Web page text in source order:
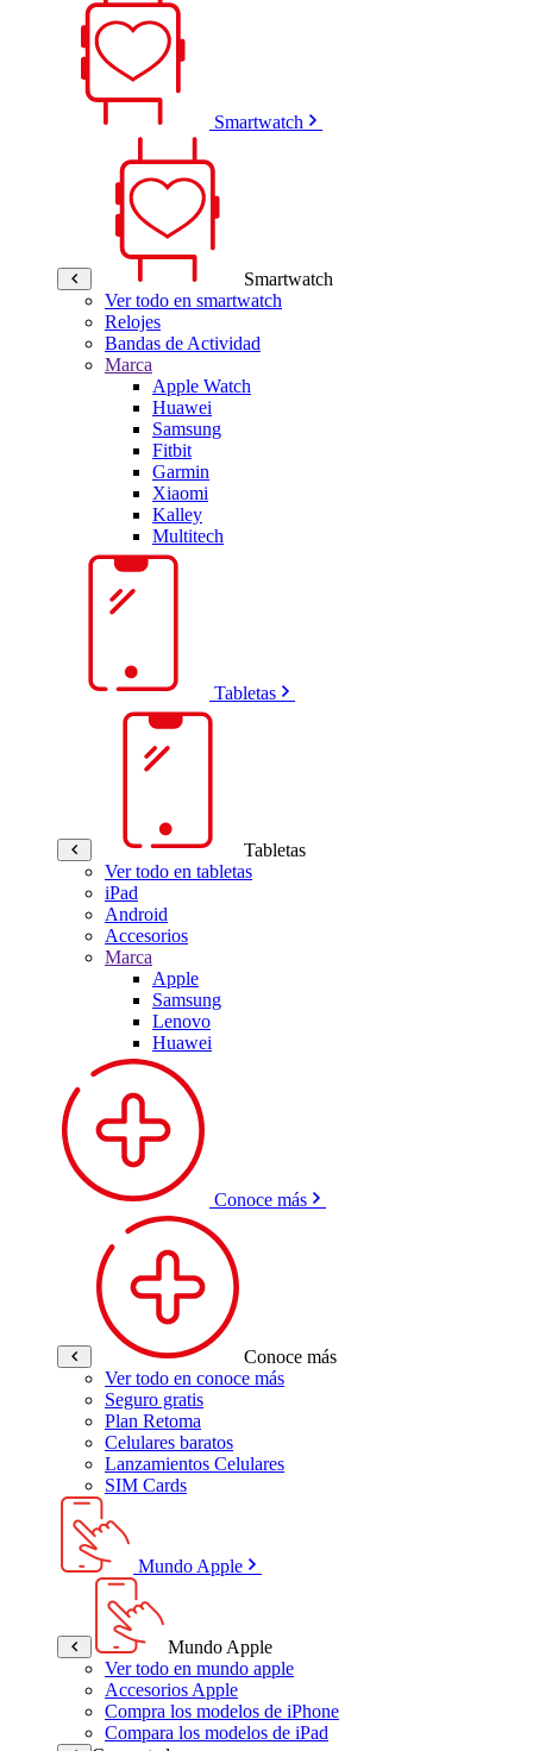
Smartwatch
Smartwatch
Ver todo en smartwatch
Relojes
Bandas de Actividad
Marca
Apple Watch
Huawei
Samsung
Fitbit
Garmin
Xiaomi
Kalley
Multitech
Tabletas
Tabletas
Ver todo en tabletas
iPad
Android
Accesorios
Marca
Apple
Samsung
Lenovo
Huawei
Conoce más
Conoce más
Ver todo en conoce más
Seguro gratis
Plan Retoma
Celulares baratos
Lanzamientos Celulares
SIM Cards
Mundo Apple
Mundo Apple
Ver todo en mundo apple
Accesorios Apple
Compra los modelos de iPhone
Compara los modelos de iPad